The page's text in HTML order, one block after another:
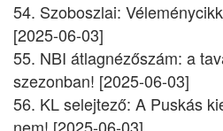
54. Szoboszlai:
[2025-06-03]
55. NBI átlagnézőszám: a
szezonban! [2025-06-03]
56. KL selejtező: A Puskás